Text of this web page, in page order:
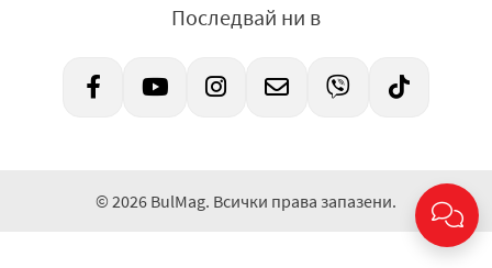
Последвай ни в
© 2026 BulMag. Всички права запазени.